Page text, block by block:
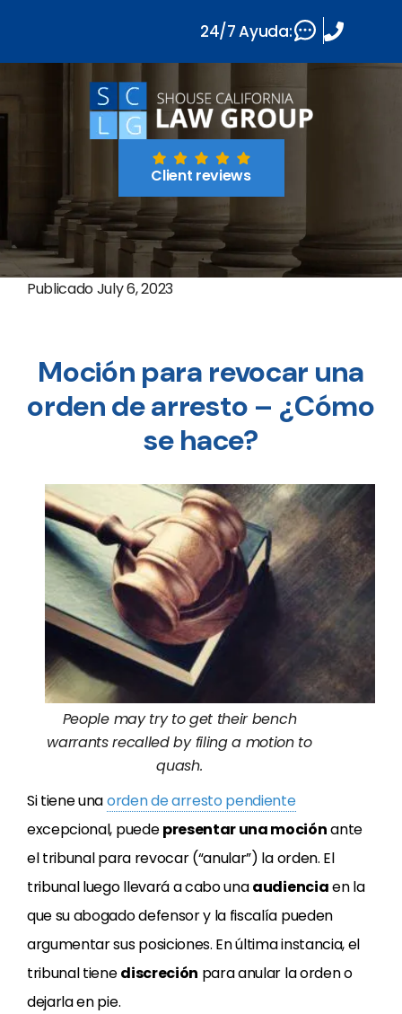
Client reviews
PublicadoJuly 6, 2023
Moción para revocar una
orden de arresto – ¿Cómo
se hace?
People may try to get their bench
warrants recalled by filing a motion to
quash.
Si tiene unaorden de arresto pendiente
excepcional, puedepresentar una mociónante
el tribunal para revocar (“anular”) la orden. El
tribunal luego llevará a cabo unaaudienciaen la
que su abogado defensor y la fiscalía pueden
argumentar sus posiciones. En última instancia, el
tribunal tienediscreción para anular la orden o
dejarla en pie.
24/7 Ayuda: